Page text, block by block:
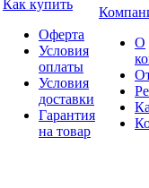
Как купить
Оферта
Условия
оплаты
Условия
доставки
Гарантия
на товар
О